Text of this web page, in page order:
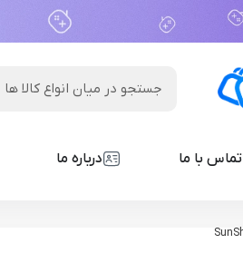
تماس با ما درباره ما